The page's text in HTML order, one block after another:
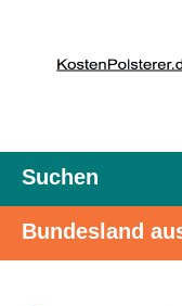
Suchen
Bundesland